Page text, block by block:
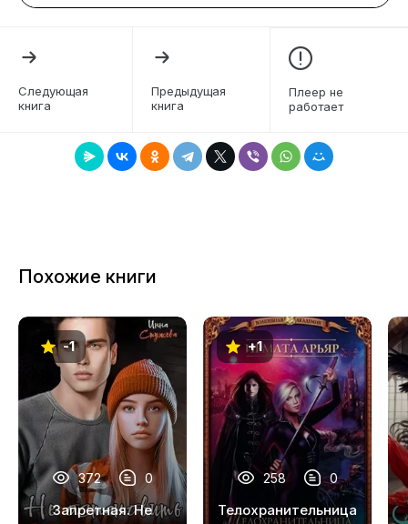
4
7
12
13
14
15
17
18
Следующая
книга
Предыдущая
книга
Плеер не
работает
Похожие книги
-1
372 0
Запретная. Не
+1
258 0
Телохранительница